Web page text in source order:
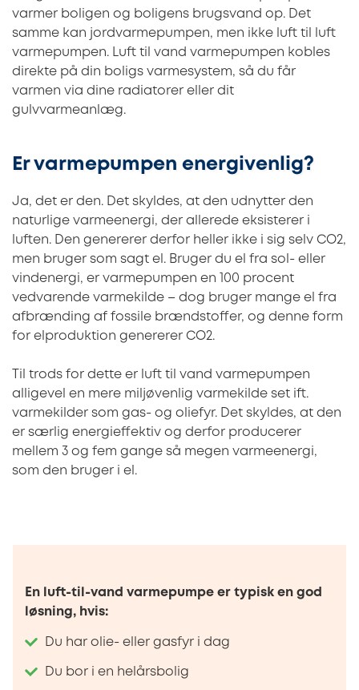
varmer boligen og boligens brugsvand op. Det
samme kan jordvarmepumpen, men ikke luft til luft
varmepumpen. Luft til vand varmepumpen kobles
direkte på din boligs varmesystem, så du får
varmen via dine radiatorer eller dit
gulvvarmeanlæg.
Er varmepumpen energivenlig?
Ja, det er den. Det skyldes, at den udnytter den
naturlige varmeenergi, der allerede eksisterer i
luften. Den genererer derfor heller ikke i sig selv CO2,
men bruger som sagt el. Bruger du el fra sol- eller
vindenergi, er varmepumpen en 100 procent
vedvarende varmekilde – dog bruger mange el fra
afbrænding af fossile brændstoffer, og denne form
for elproduktion genererer CO2.
Til trods for dette er luft til vand varmepumpen
alligevel en mere miljøvenlig varmekilde set ift.
varmekilder som gas- og oliefyr. Det skyldes, at den
er særlig energieffektiv og derfor producerer
mellem 3 og fem gange så megen varmeenergi,
som den bruger i el.
En luft-til-vand varmepumpe er typisk en god
løsning, hvis:
Du har olie- eller gasfyr i dag
Du bor i en helårsbolig